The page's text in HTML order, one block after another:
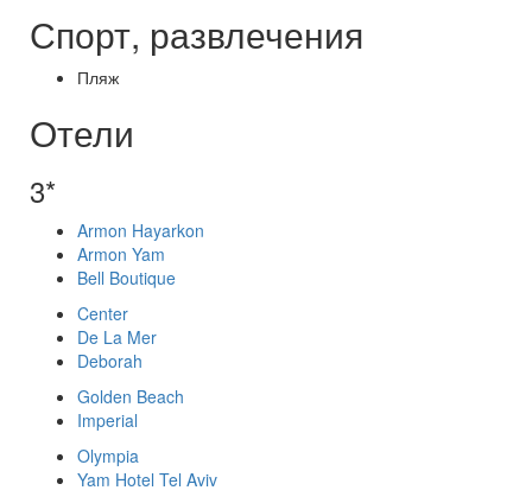
Спорт, развлечения
Пляж
Отели
3*
Armon Hayarkon
Armon Yam
Bell Boutique
Center
De La Mer
Deborah
Golden Beach
Imperial
Olympia
Yam Hotel Tel Aviv